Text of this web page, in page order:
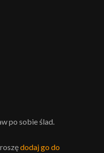
po sobie ślad.
dodaj go do